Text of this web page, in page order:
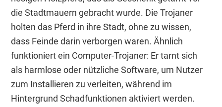
die Stadtmauern gebracht wurde. Die Trojaner
holten das Pferd in ihre Stadt, ohne zu wissen,
dass Feinde darin verborgen waren. Ähnlich
funktioniert ein Computer-Trojaner: Er tarnt sich
als harmlose oder nützliche Software, um Nutzer
zum Installieren zu verleiten, während im
Hintergrund Schadfunktionen aktiviert werden.